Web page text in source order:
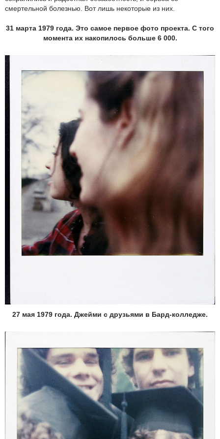
смертельной болезнью. Вот лишь некоторые из них.
31 марта 1979 года. Это самое первое фото проекта. С того
момента их накопилось больше 6 000.
27 мая 1979 года. Джейми с друзьями в Бард-колледже.